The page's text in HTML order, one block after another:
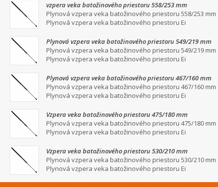
vzpera veka batožinového priestoru 558/253 mm
Plynová vzpera veka batožinového priestoru 558/253 mm
Plynová vzpera veka batožinového priestoru Ei
Plynová vzpera veka batožinového priestoru 549/219 mm
Plynová vzpera veka batožinového priestoru 549/219 mm
Plynová vzpera veka batožinového priestoru Ei
Plynová vzpera veka batožinového priestoru 467/160 mm
Plynová vzpera veka batožinového priestoru 467/160 mm
Plynová vzpera veka batožinového priestoru Ei
Vzpera veka batožinového priestoru 475/180 mm
Plynová vzpera veka batožinového priestoru 475/180 mm
Plynová vzpera veka batožinového priestoru Ei
Vzpera veka batožinového priestoru 530/210 mm
Plynová vzpera veka batožinového priestoru 530/210 mm
Plynová vzpera veka batožinového priestoru Ei